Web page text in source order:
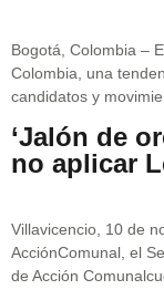
Bogotá, Colombia –
Colombia, una
candidatos y
‘Jalón de
no aplicar
Villavicencio, 10 de
AcciónComunal, el
de Acción